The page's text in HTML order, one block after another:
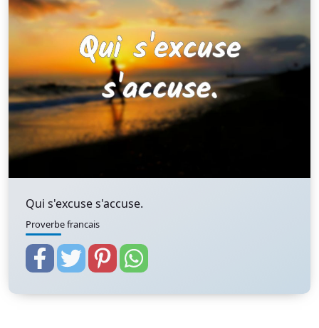
Qui s'excuse s'accuse.
Proverbe francais